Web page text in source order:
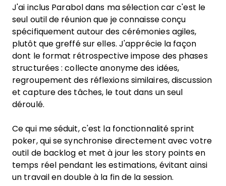
J'ai inclus Parabol dans ma sélection car c'est le
seul outil de réunion que je connaisse conçu
spécifiquement autour des cérémonies agiles,
plutôt que greffé sur elles. J'apprécie la façon
dont le format rétrospective impose des phases
structurées : collecte anonyme des idées,
regroupement des réflexions similaires, discussion
et capture des tâches, le tout dans un seul
déroulé.
Ce qui me séduit, c'est la fonctionnalité sprint
poker, qui se synchronise directement avec votre
outil de backlog et met à jour les story points en
temps réel pendant les estimations, évitant ainsi
un travail en double à la fin de la session.